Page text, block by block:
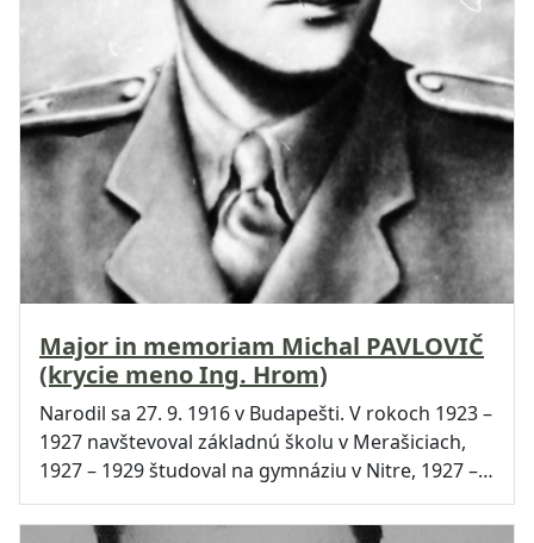
Major in memoriam Michal PAVLOVIČ
(krycie meno Ing. Hrom)
Narodil sa 27. 9. 1916 v Budapešti. V rokoch 1923 –
1927 navštevoval základnú školu v Merašiciach,
1927 – 1929 študoval na gymnáziu v Nitre, 1927 –…